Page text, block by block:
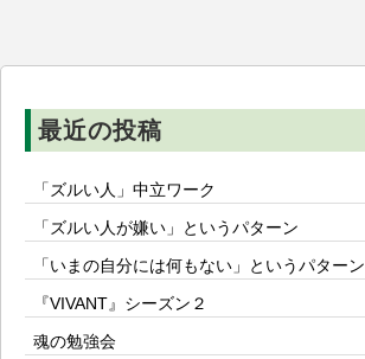
最近の投稿
「ズルい人」中立ワーク
「ズルい人が嫌い」というパターン
「いまの自分には何もない」というパターン
『VIVANT』シーズン２
魂の勉強会